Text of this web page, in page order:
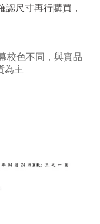
認尺寸再行購買 ，
校色不同，與實品
為主